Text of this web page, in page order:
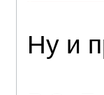
Ну и